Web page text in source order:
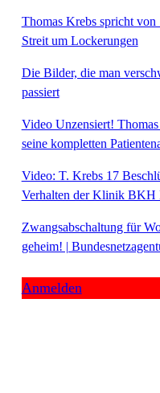
Thomas Krebs spricht von
Streit um Lockerungen
Die Bilder, die man
passiert
Video Unzensiert!
seine kompletten
Video: T. Krebs 17
Verhalten der Klinik
Zwangsabschaltung für
geheim! |
Anmelden